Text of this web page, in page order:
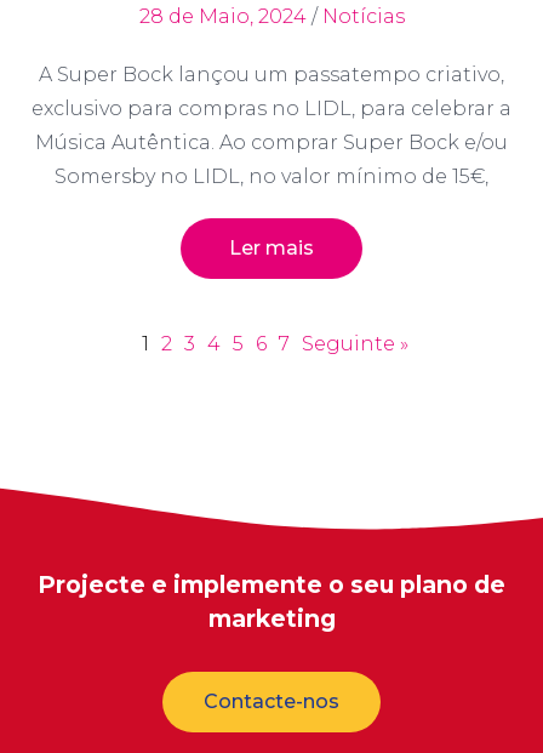
28 de Maio, 2024 / Notícias
A Super Bock lançou um passatempo criativo,
exclusivo para compras no LIDL, para celebrar a
Música Autêntica. Ao comprar Super Bock e/ou
Somersby no LIDL, no valor mínimo de 15€,
Ler mais
1 2 3 4 5 6 7 Seguinte »
Projecte e implemente o seu plano de
marketing
Contacte-nos